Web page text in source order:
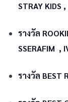
STRAY KIDS
รางวัล
SSERAFIM ,
รางวัล BEST